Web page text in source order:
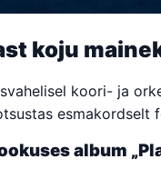
koju
koori- ja
album